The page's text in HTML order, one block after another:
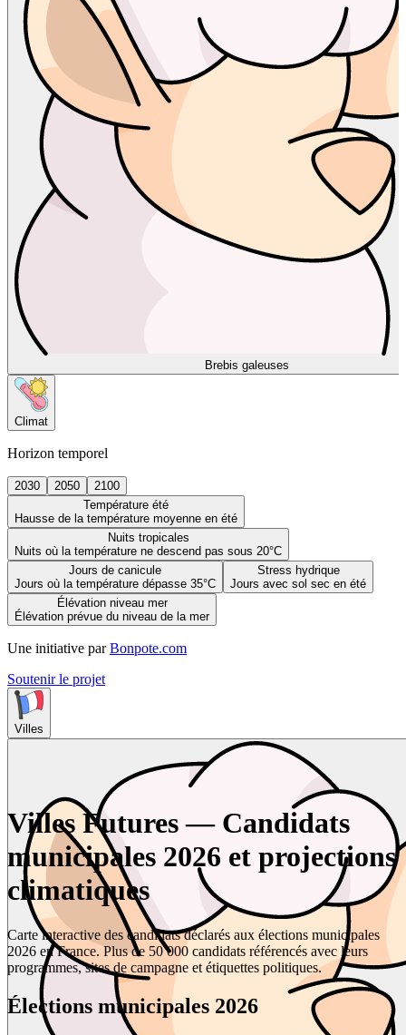
Brebis galeuses
Climat
Horizon temporel
2030 2050
2100
Température été
Hausse de la température moyenne en été
Nuits tropicales
Nuits où la température ne descend pas sous 20°C
Jours de canicule
Jours où la température dépasse 35°C
Stress hydrique
Jours avec sol sec en été
Élévation niveau mer
Élévation prévue du niveau de la mer
Une initiative par Bonpote.com
Soutenir le projet
Villes
Villes Futures — Candidats
municipales 2026 et projections
climatiques
Carte interactive des candidats déclarés aux élections municipales
2026 en France. Plus de 50 000 candidats référencés avec leurs
programmes, sites de campagne et étiquettes politiques.
Élections municipales 2026